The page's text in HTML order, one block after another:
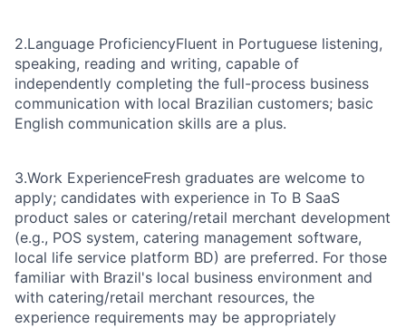
2.Language ProficiencyFluent in Portuguese listening,
speaking, reading and writing, capable of
independently completing the full-process business
communication with local Brazilian customers; basic
English communication skills are a plus.
3.Work ExperienceFresh graduates are welcome to
apply; candidates with experience in To B SaaS
product sales or catering/retail merchant development
(e.g., POS system, catering management software,
local life service platform BD) are preferred. For those
familiar with Brazil's local business environment and
with catering/retail merchant resources, the
experience requirements may be appropriately